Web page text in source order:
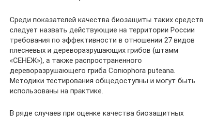
Среди показателей качества биозащиты таких средств
следует назвать действующие на территории России
требования по эффективности в отношении 27 видов
плесневых и дереворазрушающих грибов (штамм
«СЕНЕЖ»), а также распространенного
дереворазрушающего гриба Coniophora puteana.
Методики тестирования общедоступны и могут быть
использованы на практике.
В ряде случаев при оценке качества биозащитных